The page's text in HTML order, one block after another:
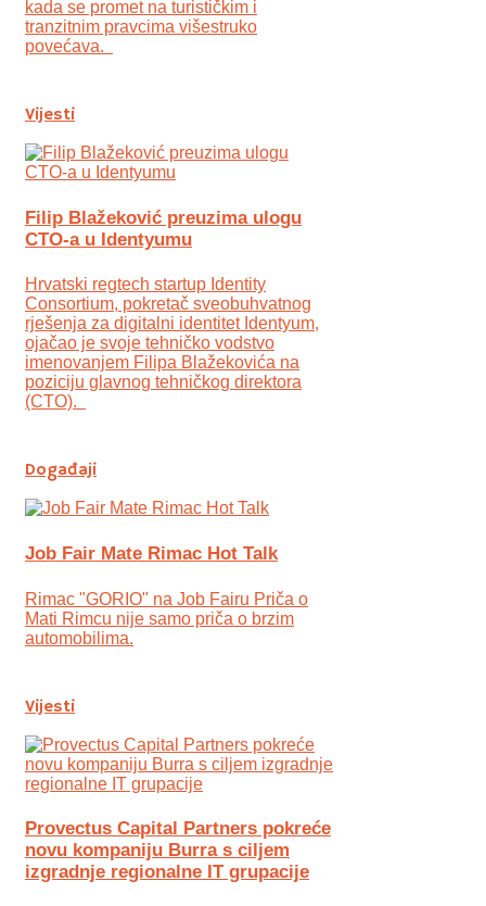
kada se promet na turističkim i
tranzitnim pravcima višestruko
povećava.
Vijesti
Filip Blažeković preuzima ulogu
CTO-a u Identyumu
Hrvatski regtech startup Identity
Consortium, pokretač sveobuhvatnog
rješenja za digitalni identitet Identyum,
ojаčao je svoje tehničko vodstvo
imenovanjem Filipa Blažekovića na
poziciju glavnog tehničkog direktora
(CTO).
Događaji
Job Fair Mate Rimac Hot Talk
Rimac "GORIO" na Job Fairu Priča o
Mati Rimcu nije samo priča o brzim
automobilima.
Vijesti
Provectus Capital Partners pokreće
novu kompaniju Burra s ciljem
izgradnje regionalne IT grupacije